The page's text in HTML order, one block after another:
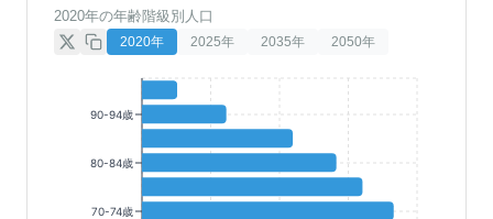
2020年の年齢階級別人口
2020年 2025年 2035年 2050年
90-94歳
80-84歳
70-74歳